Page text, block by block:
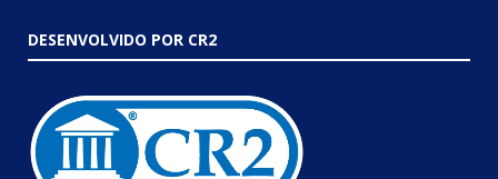
DESENVOLVIDO POR CR2